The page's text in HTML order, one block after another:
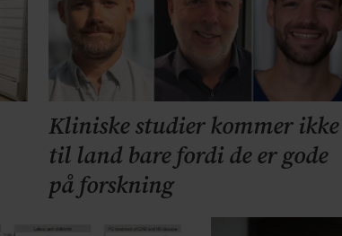
Kliniske studier kommer ikke
til land bare fordi de er gode
på forskning